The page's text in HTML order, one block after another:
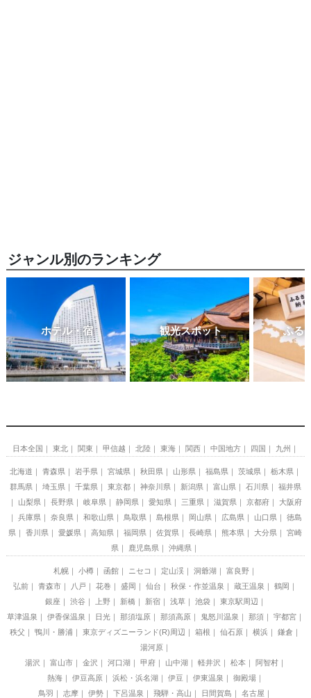
ジャンル別のランキング
ホテル・宿 観光スポット ふる
日本全国 東北 関東 甲信越 北陸 東海 関西 中国地方 四国 九州
北海道 青森県 岩手県 宮城県 秋田県 山形県 福島県 茨城県
栃木県
群馬県
埼玉県 千葉県 東京都 神奈川県 新潟県 富山県 石川県
福井県
山梨県
長野県 岐阜県 静岡県 愛知県 三重県 滋賀県 京都府
大阪府
兵庫県
奈良県 和歌山県 鳥取県 島根県 岡山県 広島県 山口県
徳島
県
香川県 愛媛県 高知県 福岡県 佐賀県 長崎県 熊本県 大分県
宮崎
県
鹿児島県 沖縄県
札幌 小樽 函館 ニセコ 定山渓 洞爺湖
富良野
弘前
青森市 八戸 花巻 盛岡 仙台 秋保・作並温泉 蔵王温泉
鶴岡
銀座
渋谷 上野 新橋 新宿 浅草 池袋
東京駅周辺
草津温泉
伊香保温泉 日光 那須塩原 那須高原 鬼怒川温泉 那須
宇都宮
秩父
鴨川・勝浦 東京ディズニーランド(R)周辺 箱根 仙石原 横浜
鎌倉
湯河原
湯沢
富山市 金沢 河口湖 甲府 山中湖 軽井沢 松本
阿智村
熱海
伊豆高原 浜松・浜名湖 伊豆 伊東温泉
御殿場
鳥羽
志摩 伊勢 下呂温泉 飛騨・高山 日間賀島 名古屋